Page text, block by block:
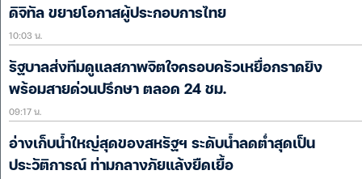
ดิจิทัล ขยายโอกาสผู้ประกอบการไทย
10:03 น.
รัฐบาลส่งทีมดูแลสภาพจิตใจครอบครัวเหยื่อกราดยิง
พร้อมสายด่วนปรึกษา ตลอด 24 ชม.
09:17 น.
อ่างเก็บน้ำใหญ่สุดของสหรัฐฯ ระดับน้ำลดต่ำสุดเป็น
ประวัติการณ์ ท่ามกลางภัยแล้งยืดเยื้อ